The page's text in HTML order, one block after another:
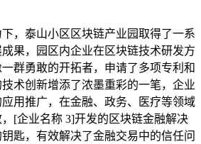
，泰山小区区块链产业园取得了一系
果，园区内企业在区块链技术研发方
群勇敢的开拓者，申请了多项专利和
术创新增添了浓墨重彩的一笔，企业
用推广，在金融、政务、医疗等领域
[企业名称 3]开发的区块链金融解决
匙，有效解决了金融交易中的信任问